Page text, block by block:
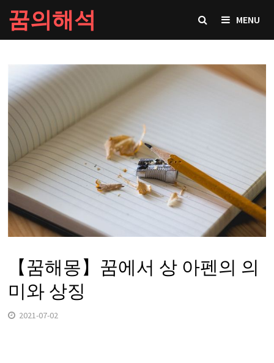
Skip
to
content
꿈의해석 MENU
【꿈해몽】꿈에서 상 아펜의 의
미와 상징
2021-07-02